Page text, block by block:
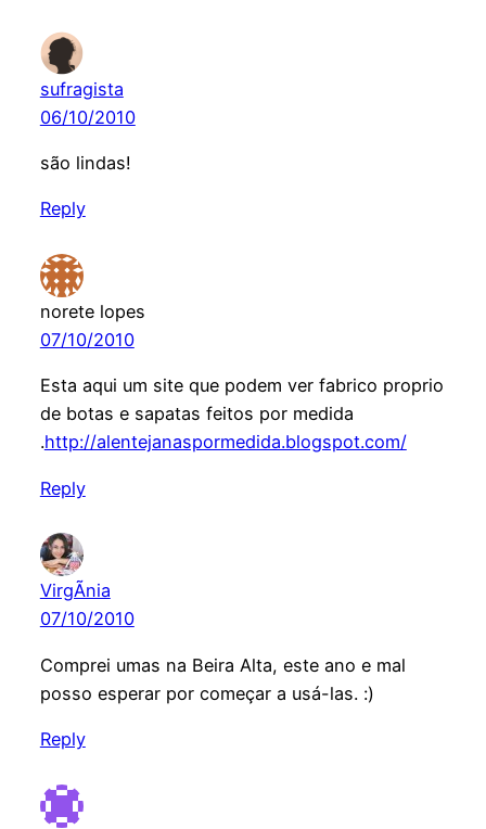
sufragista
06/10/2010
são lindas!
Reply
norete lopes
07/10/2010
Esta aqui um site que podem ver fabrico proprio
de botas e sapatas feitos por medida
.http://alentejanaspormedida.blogspot.com/
Reply
VirgÃ­nia
07/10/2010
Comprei umas na Beira Alta, este ano e mal
posso esperar por começar a usá-las. :)
Reply